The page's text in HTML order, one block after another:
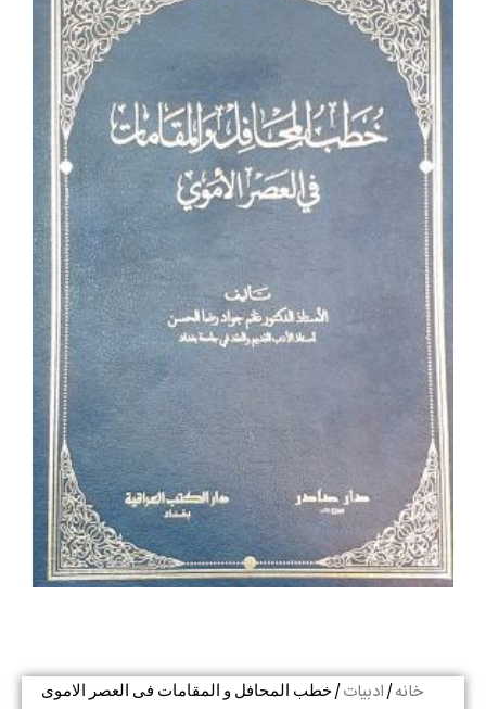
خانه/ ادبیات/ خطب المحافل و المقامات فی العصر الاموی